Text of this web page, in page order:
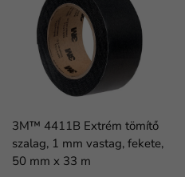
3M™ 4411B Extrém tömítő
szalag, 1 mm vastag, fekete,
50 mm x 33 m